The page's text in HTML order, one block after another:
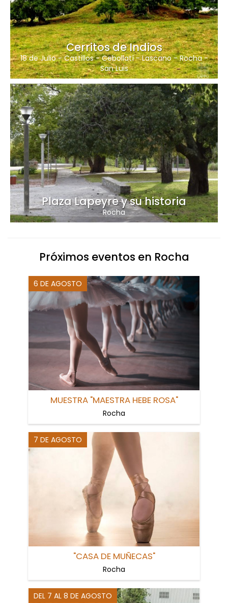
Cerritos de Indios
18 de Julio-Castillos-Cebollatí-Lascano-Rocha-
San Luis
Plaza Lapeyre y su historia
Rocha
Próximos eventos en Rocha
6 DE AGOSTO
MUESTRA "MAESTRA HEBE ROSA"
Rocha
7 DE AGOSTO
"CASA DE MUÑECAS"
Rocha
DEL 7 AL 8 DE AGOSTO